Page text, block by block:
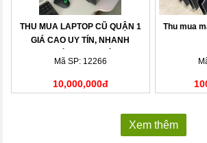
THU MUA LAPTOP CŨ QUẬN 1
GIÁ CAO UY TÍN, NHANH
Mã SP: 12266
10,000,000đ
Thu mua
Xem thêm